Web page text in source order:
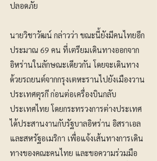
ปลอดภัย
นายวิชาวัฒน์ กล่าวว่า ขณะนี้ยังมีคนไทยอีก
ประมาณ 69 คน ที่เตรียมเดินทางออกจาก
อิหร่านในลักษณะเดียวกัน โดยจะเดินทาง
ด้วยรถยนต์จากกรุงเตหะรานไปยังเมืองวาน
ประเทศตุรกี ก่อนต่อเครื่องบินกลับ
ประเทศไทย โดยกระทรวงการต่างประเทศ
ได้ประสานงานกับรัฐบาลอิหร่าน อิสราเอล
และสหรัฐอเมริกา เพื่อแจ้งเส้นทางการเดิน
ทางของคณะคนไทย และขอความร่วมมือ